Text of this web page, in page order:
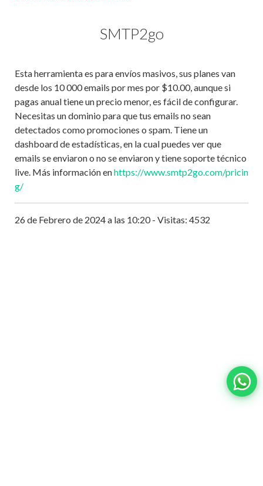
SMTP2go
Esta herramienta es para envíos masivos, sus planes van
desde los 10 000 emails por mes por $10.00, aunque si
pagas anual tiene un precio menor, es fácil de configurar.
Necesitas un dominio para que tus emails no sean
detectados como promociones o spam. Tiene un
dashboard de estadísticas, en la cual puedes ver que
emails se enviaron o no se enviaron y tiene soporte técnico
live. Más información enhttps://www.smtp2go.com/pricin
g/
26 de Febrero de 2024 a las 10:20 - Visitas: 4532